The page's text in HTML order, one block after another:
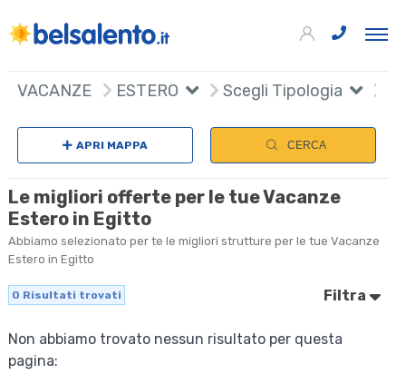
VACANZE ESTERO Scegli Tipologia
APRI MAPPA CERCA
Le migliori offerte per le tue Vacanze
Estero in Egitto
Abbiamo selezionato per te le migliori strutture per le tue Vacanze
Estero in Egitto
0 Risultati trovati Filtra
Non abbiamo trovato nessun risultato per questa
pagina: